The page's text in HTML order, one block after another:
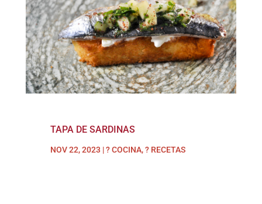
TAPA DE SARDINAS
NOV 22, 2023 |? COCINA,? RECETAS